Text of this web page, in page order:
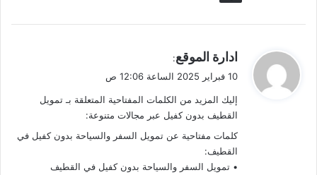
ي
ق
ل
ادارة الموقع:
10 فبراير 2025 الساعة 12:06 ص
إليك المزيد من الكلمات المفتاحية المتعلقة بـ تمويل
القطيف بدون كفيل عبر مجالات متنوعة:
كلمات مفتاحية عن تمويل السفر والسياحة بدون كفيل في
القطيف:
• تمويل السفر والسياحة بدون كفيل في القطيف